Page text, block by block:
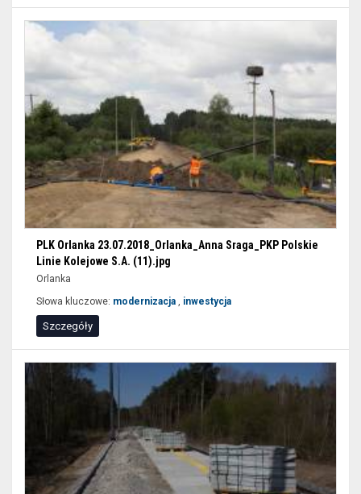
PLK Orlanka 23.07.2018_Orlanka_Anna Sraga_PKP Polskie
Linie Kolejowe S.A. (11).jpg
Orlanka
Słowa kluczowe: modernizacja , inwestycja
Szczegóły